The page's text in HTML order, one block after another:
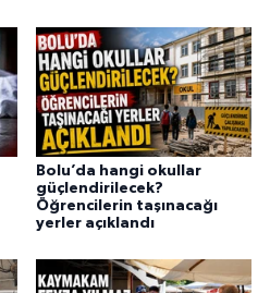
Bolu’da hangi okullar
güçlendirilecek?
Öğrencilerin taşınacağı
yerler açıklandı